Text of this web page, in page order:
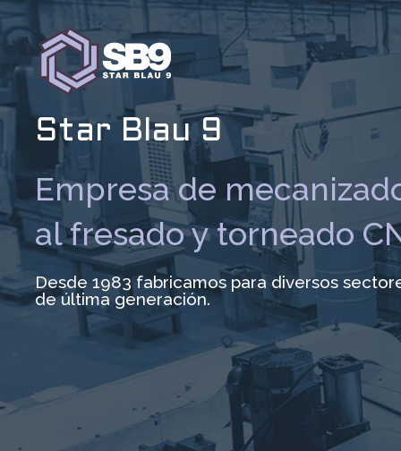
contenido
Star Blau 9
Empresa de
al fresado y torneado
Desde 1983 fabricamos para diversos
de última generación.